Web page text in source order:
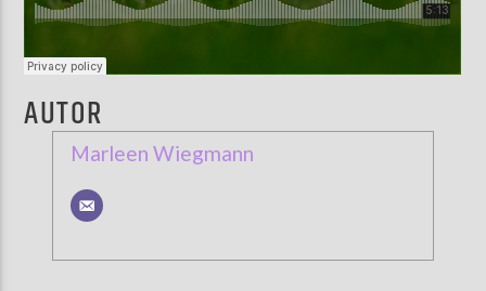
AUTOR
Marleen Wiegmann